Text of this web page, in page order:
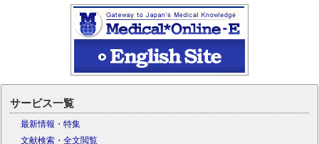
サービス一覧
最新情報・特集
文献検索・全文閲覧